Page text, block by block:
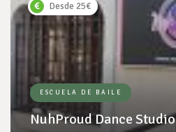
Desde 25€
ESCUELA DE BAILE
NuhProud Dance Studio